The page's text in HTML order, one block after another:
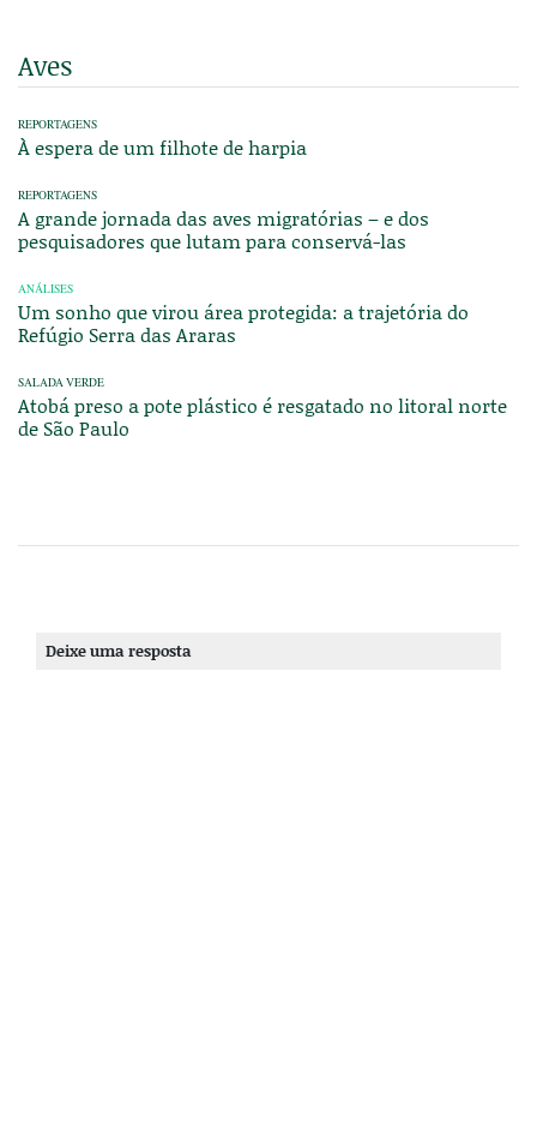
Aves
REPORTAGENS
À espera de um filhote de harpia
REPORTAGENS
A grande jornada das aves migratórias – e dos
pesquisadores que lutam para conservá-las
ANÁLISES
Um sonho que virou área protegida: a trajetória do
Refúgio Serra das Araras
SALADA VERDE
Atobá preso a pote plástico é resgatado no litoral norte
de São Paulo
Deixe uma resposta